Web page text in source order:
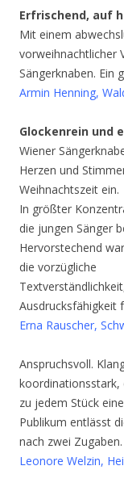
Erfrischend, auf
Mit einem
vorweihnachtlicher
Sängerknaben. Ein
Armin Henning,
Glockenrein und
Wiener
Herzen und
Weihnachtszeit ein.
In größter
die jungen Sänger
Hervorstechend
die vorzügliche
Ausdrucksfähigkeit
Erna Rauscher,
Anspruchsvoll.
koordinationsstark,
zu jedem Stück
Publikum entlässt
nach zwei Zugaben.
Leonore Welzin,